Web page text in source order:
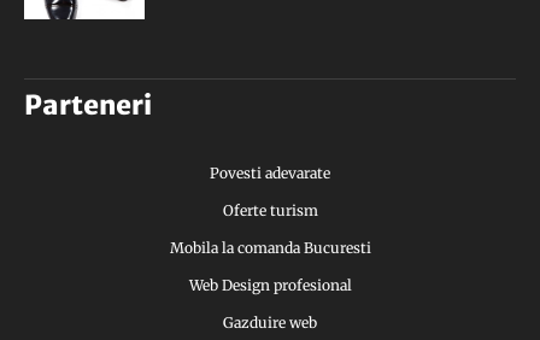
Parteneri
Povesti adevarate
Oferte turism
Mobila la comanda Bucuresti
Web Design profesional
Gazduire web